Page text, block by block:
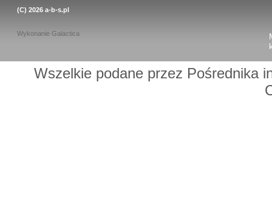
(C) 2026 a-b-s.pl
Wykonanie Galactica
Wszelkie podane przez Pośrednika